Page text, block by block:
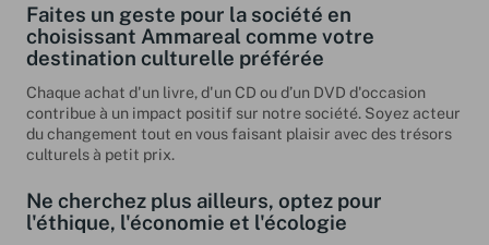
Faites un geste pour la société en
choisissant Ammareal comme votre
destination culturelle préférée
Chaque achat d'un livre, d'un CD ou d’un DVD d'occasion
contribue à un impact positif sur notre société. Soyez acteur
du changement tout en vous faisant plaisir avec des trésors
culturels à petit prix.
Ne cherchez plus ailleurs, optez pour
l'éthique, l'économie et l'écologie